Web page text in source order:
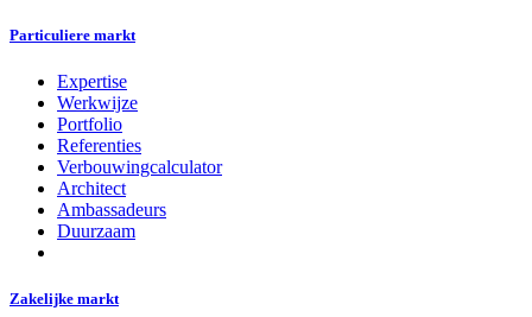
Particuliere markt
Expertise
Werkwijze
Portfolio
Referenties
Verbouwingcalculator
Architect
Ambassadeurs
Duurzaam
Zakelijke markt